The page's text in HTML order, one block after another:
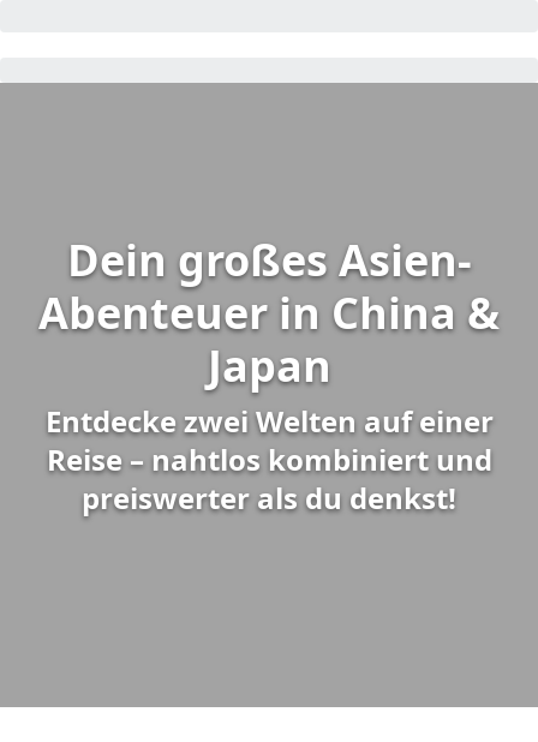
Dein großes Asien-
Abenteuer in China &
Japan
Entdecke zwei Welten auf einer
Reise – nahtlos kombiniert und
preiswerter als du denkst!